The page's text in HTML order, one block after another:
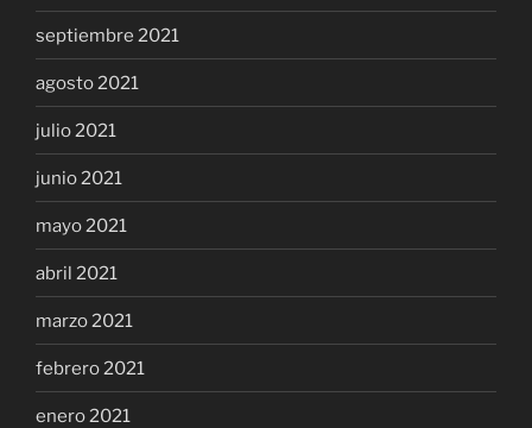
septiembre 2021
agosto 2021
julio 2021
junio 2021
mayo 2021
abril 2021
marzo 2021
febrero 2021
enero 2021